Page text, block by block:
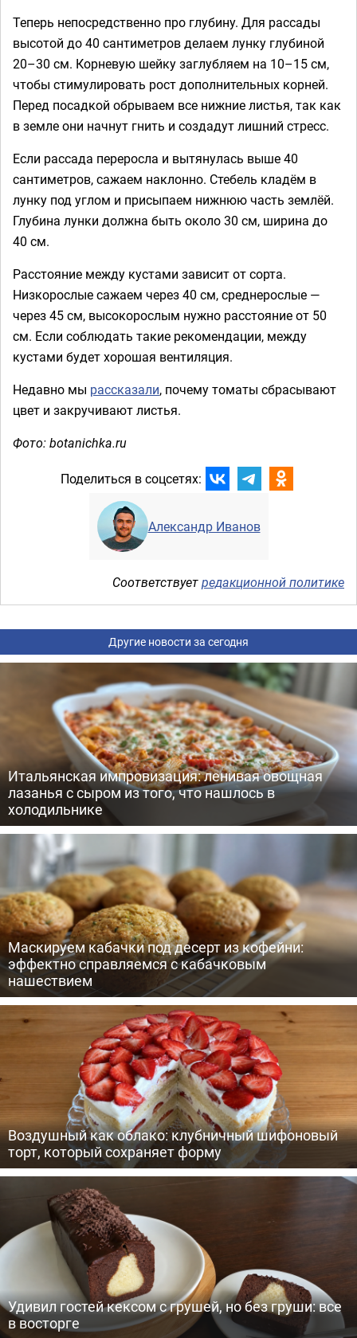
Теперь непосредственно про глубину. Для рассады
высотой до 40 сантиметров делаем лунку глубиной
20–30 см. Корневую шейку заглубляем на 10–15 см,
чтобы стимулировать рост дополнительных корней.
Перед посадкой обрываем все нижние листья, так как
в земле они начнут гнить и создадут лишний стресс.
Если рассада переросла и вытянулась выше 40
сантиметров, сажаем наклонно. Стебель кладём в
лунку под углом и присыпаем нижнюю часть землёй.
Глубина лунки должна быть около 30 см, ширина до
40 см.
Расстояние между кустами зависит от сорта.
Низкорослые сажаем через 40 см, среднерослые —
через 45 см, высокорослым нужно расстояние от 50
см. Если соблюдать такие рекомендации, между
кустами будет хорошая вентиляция.
Недавно мы рассказали, почему томаты сбрасывают
цвет и закручивают листья.
Фото: botanichka.ru
Поделиться в соцсетях:
Александр Иванов
Соответствуетредакционной политике
Другие новости за сегодня
Итальянская импровизация: ленивая овощная
лазанья с сыром из того, что нашлось в
холодильнике
Маскируем кабачки под десерт из кофейни:
эффектно справляемся с кабачковым
нашествием
Воздушный как облако: клубничный шифоновый
торт, который сохраняет форму
Удивил гостей кексом с грушей, но без груши: все
в восторге